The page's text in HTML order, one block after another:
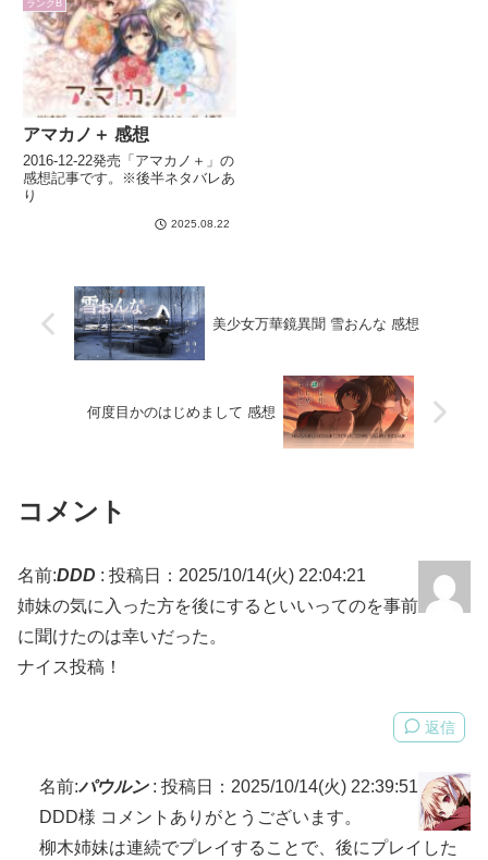
ランクB
アマカノ＋ 感想
2016-12-22発売「アマカノ＋」の
感想記事です。※後半ネタバレあ
り
2025.08.22
美少女万華鏡異聞 雪おんな 感想
何度目かのはじめまして 感想
コメント
名前:DDD : 投稿日：2025/10/14(火) 22:04:21
姉妹の気に入った方を後にするといいってのを事前
に聞けたのは幸いだった。
ナイス投稿！
返信
名前:パウルン: 投稿日：2025/10/14(火) 22:39:51
DDD様 コメントありがとうございます。
柳木姉妹は連続でプレイすることで、後にプレイした